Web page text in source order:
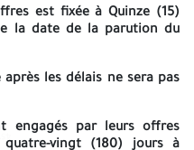
des pièces réglementaires
dans le cahier des charges.
dans deux enveloppes
au secrétariat technique
sous double pli cacheté.
des pièces techniques,
dans le document «
est fixée àQuinze (15)
la date de la parution du
les délais ne sera pas
engagés par leurs offres
quatre-vingt (180) joursà